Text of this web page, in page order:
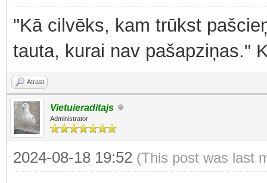
"Kā cilvēks, kam trūkst
tauta, kurai nav pašapziņas."
Atrast
Vietuieraditajs
Administrator
2024-08-18 19:52 (This post was last